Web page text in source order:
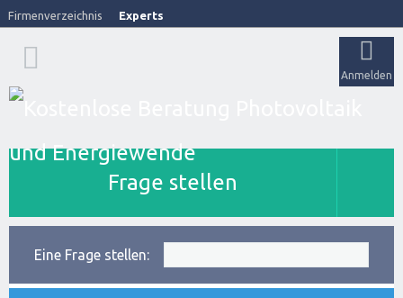
Firmenverzeichnis Experts
Anmelden
Frage stellen
Eine Frage stellen: